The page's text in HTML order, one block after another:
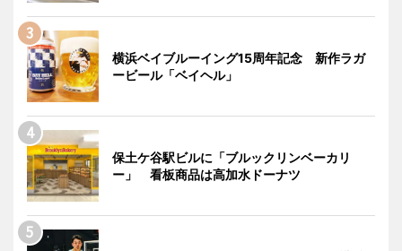
横浜ベイブルーイング15周年記念 新作ラガ
ービール「ベイヘル」
保土ケ谷駅ビルに「ブルックリンベーカリ
ー」 看板商品は高加水ドーナツ